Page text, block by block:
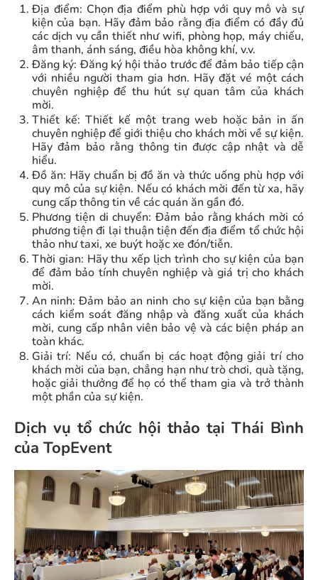
Địa điểm: Chọn địa điểm phù hợp với quy mô và sự
kiện của bạn. Hãy đảm bảo rằng địa điểm có đầy đủ
các dịch vụ cần thiết như wifi, phòng họp, máy chiếu,
âm thanh, ánh sáng, điều hòa không khí, v.v.
Đăng ký: Đăng ký hội thảo trước để đảm bảo tiếp cận
với nhiều người tham gia hơn. Hãy đặt vé một cách
chuyên nghiệp để thu hút sự quan tâm của khách
mời.
Thiết kế: Thiết kế một trang web hoặc bản in ấn
chuyên nghiệp để giới thiệu cho khách mời về sự kiện.
Hãy đảm bảo rằng thông tin được cập nhật và dễ
hiểu.
Đồ ăn: Hãy chuẩn bị đồ ăn và thức uống phù hợp với
quy mô của sự kiện. Nếu có khách mời đến từ xa, hãy
cung cấp thông tin về các quán ăn gần đó.
Phương tiện di chuyển: Đảm bảo rằng khách mời có
phương tiện đi lại thuận tiện đến địa điểm tổ chức hội
thảo như taxi, xe buýt hoặc xe đón/tiễn.
Thời gian: Hãy thu xếp lịch trình cho sự kiện của bạn
để đảm bảo tính chuyên nghiệp và giá trị cho khách
mời.
An ninh: Đảm bảo an ninh cho sự kiện của bạn bằng
cách kiểm soát đăng nhập và đăng xuất của khách
mời, cung cấp nhân viên bảo vệ và các biện pháp an
toàn khác.
Giải trí: Nếu có, chuẩn bị các hoạt động giải trí cho
khách mời của bạn, chẳng hạn như trò chơi, quà tặng,
hoặc giải thưởng để họ có thể tham gia và trở thành
một phần của sự kiện.
Dịch vụ tổ chức hội thảo tại Thái Bình
của TopEvent